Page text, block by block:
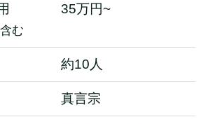
む
35万円~
約10人
真言宗